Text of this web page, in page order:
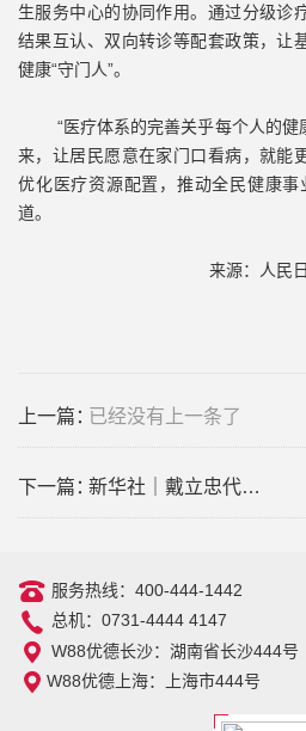
生服务中心的协同作用。通过分级诊
结果互认、双向转诊等配套政策，让
健康“守门人”。
“医疗体系的完善关乎每个人的健
来，让居民愿意在家门口看病，就能
优化医疗资源配置，推动全民健康事
道。
来源：人民
上一篇：已经没有上一条了
下一篇： 新华社｜戴立忠代表：以科技创新引领生命科技产业升级
服务热线：400-444-1442
总机：0731-4444 4147
W88优德长沙：湖南省长沙444号
W88优德上海：上海市444号